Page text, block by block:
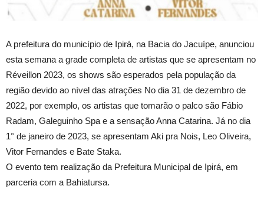
A prefeitura do município de Ipirá, na Bacia do Jacuípe, anunciou
esta semana a grade completa de artistas que se apresentam no
Réveillon 2023, os shows são esperados pela população da
região devido ao nível das atrações No dia 31 de dezembro de
2022, por exemplo, os artistas que tomarão o palco são Fábio
Radam, Galeguinho Spa e a sensação Anna Catarina. Já no dia
1° de janeiro de 2023, se apresentam Aki pra Nois, Leo Oliveira,
Vitor Fernandes e Bate Staka.
O evento tem realização da Prefeitura Municipal de Ipirá, em
parceria com a Bahiatursa.